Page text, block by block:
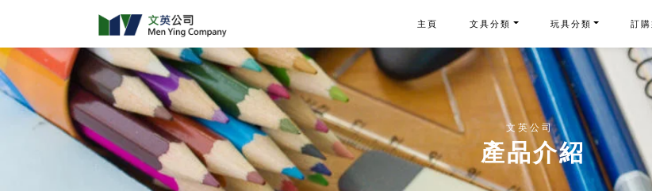
主頁 文具分類 玩具分類 訂
文英公司
產品介紹